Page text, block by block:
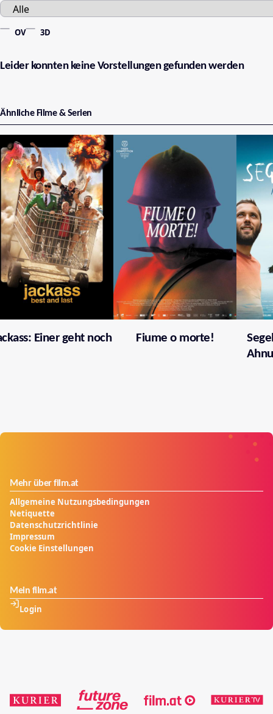
OV 3D
Leider konnten keine Vorstellungen gefunden werden
Ähnliche Filme & Serien
Einer geht noch Fiume o morte!
Mehr über film.at
Allgemeine Nutzungsbedingungen
Netiquette
Datenschutzrichtlinie
Impressum
Cookie Einstellungen
Mein film.at
Login